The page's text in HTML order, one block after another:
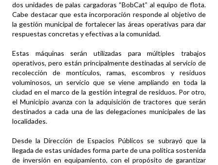
dos unidades de palas cargadoras “BobCat” al equipo de flota.
Cabe destacar que esta incorporación responde al objetivo de
la gestión municipal de fortalecer las áreas operativas para dar
respuestas concretas y efectivas a la comunidad.
Estas máquinas serán utilizadas para múltiples trabajos
operativos, pero están principalmente destinadas al servicio de
recolección de montículos, ramas, escombros y residuos
voluminosos, un servicio que se viene ampliando en toda la
ciudad en el marco de la gestión integral de residuos. Por otro,
el Municipio avanza con la adquisición de tractores que serán
destinados a cada una de las delegaciones municipales de las
localidades.
Desde la Dirección de Espacios Públicos se subrayó que la
llegada de estas unidades forma parte de una política sostenida
de inversión en equipamiento, con el propósito de garantizar